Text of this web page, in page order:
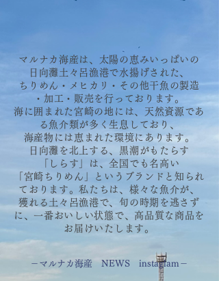
マルナカ海産は、太陽の恵みいっぱいの
日向灘土々呂漁港で水揚げされた、
ちりめん・メヒカリ・その他干魚の製造
・加工・販売を行っております。
海に囲まれた宮崎の地には、天然資源であ
る魚介類が多く生息しており、
海産物には恵まれた環境にあります。
日向灘を北上する、黒潮がもたらす
「しらす」は、全国でも名高い
「宮崎ちりめん」というブランドと知られ
ております。私たちは、様々な魚介が、
獲れる土々呂漁港で、旬の時期を逃さず
に、一番おいしい状態で、高品質な商品を
お届けいたします。
－マルナカ海産 NEWS instaglam－